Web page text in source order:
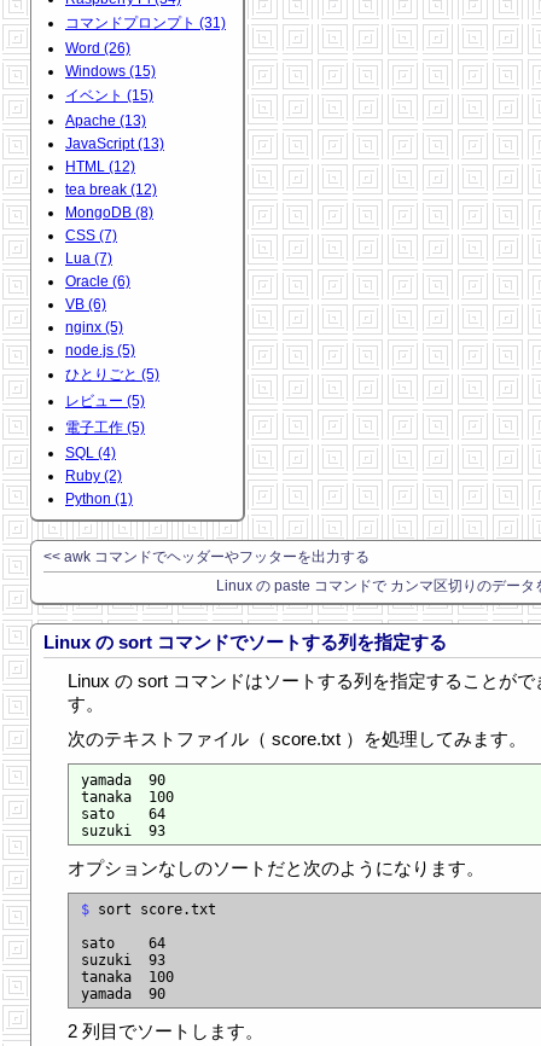
コマンドプロンプト (31)
Word (26)
Windows (15)
イベント (15)
Apache (13)
JavaScript (13)
HTML (12)
tea break (12)
MongoDB (8)
CSS (7)
Lua (7)
Oracle (6)
VB (6)
nginx (5)
node.js (5)
ひとりごと (5)
レビュー (5)
電子工作 (5)
SQL (4)
Ruby (2)
Python (1)
<< awk コマンドでヘッダーやフッターを出力する
Linux の paste コマンドで カンマ区切りのデータ
Linux の sort コマンドでソートする列を指定する
Linux の sort コマンドはソートする列を指定することがで
す。
次のテキストファイル（ score.txt ）を処理してみます。
yamada  90
tanaka  100
sato    64
オプションなしのソートだと次のようになります。
$ sort score.txt
sato    64
suzuki  93
tanaka  100
2 列目でソートします。